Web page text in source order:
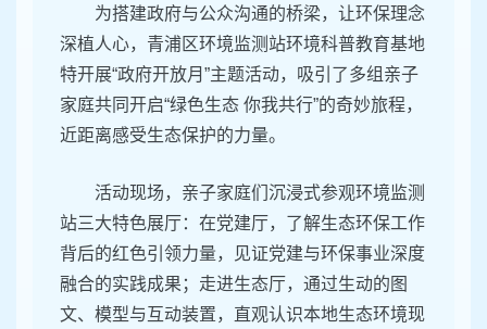
为搭建政府与公众沟通的桥梁，让环保理念
深植人心，青浦区环境监测站环境科普教育基地
特开展“政府开放月”主题活动，吸引了多组亲子
家庭共同开启“绿色生态 你我共行”的奇妙旅程，
近距离感受生态保护的力量。
活动现场，亲子家庭们沉浸式参观环境监测
站三大特色展厅：在党建厅，了解生态环保工作
背后的红色引领力量，见证党建与环保事业深度
融合的实践成果；走进生态厅，通过生动的图
文、模型与互动装置，直观认识本地生态环境现